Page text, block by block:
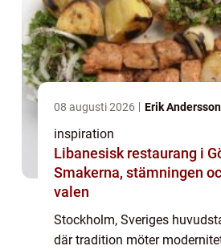
08 augusti 2026 Erik Andersson
inspiration
Libanesisk restaurang i
Smakerna, stämningen
valen
Stockholm, Sveriges
där tradition möter